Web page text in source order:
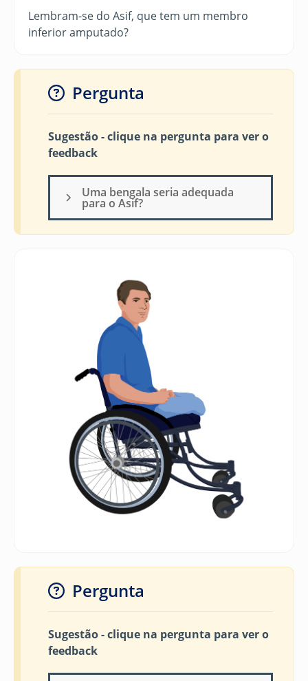
Lembram-se do Asif, que tem um membro
inferior amputado?
Pergunta
Sugestão - clique na pergunta para ver o
feedback
Uma bengala seria adequada
para o Asif?
Pergunta
Sugestão - clique na pergunta para ver o
feedback